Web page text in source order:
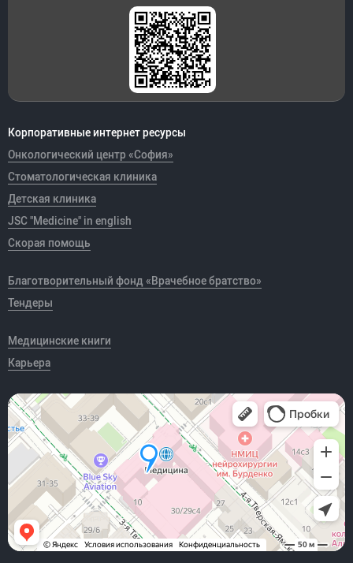
Корпоративные интернет ресурсы
Онкологический центр «София»
Стоматологическая клиника
Детская клиника
JSC "Medicine" in english
Скорая помощь
Благотворительный фонд «Врачебное братство»
Тендеры
Медицинские книги
Карьера